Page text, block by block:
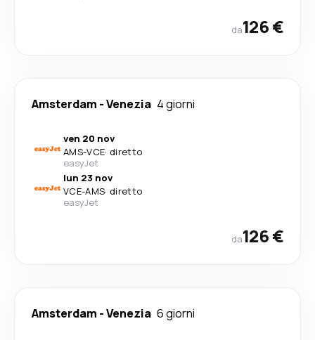
da126 €
Amsterdam -Venezia 4 giorni
ven 20 nov
AMS-VCE· diretto
easyJet
lun 23 nov
VCE-AMS· diretto
easyJet
da126 €
Amsterdam -Venezia 6 giorni